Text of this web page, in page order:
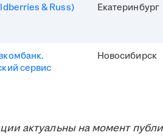
& Russ) Екатеринбург
сервис
Новосибирск
актуальны на момент